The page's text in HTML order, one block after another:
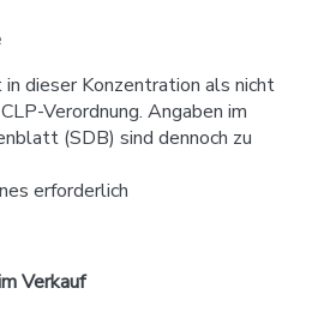
dieser Konzentration als nicht
Verordnung. Angaben im
(SDB) sind dennoch zu
erforderlich
Verkauf